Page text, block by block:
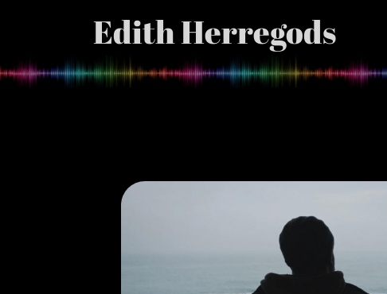
Edith Herregods